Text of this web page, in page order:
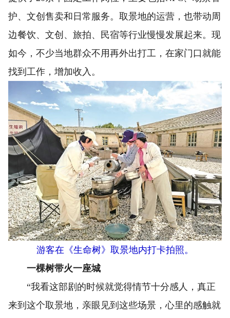
护、文创售卖和日常服务。取景地的运营，也带动周
边餐饮、文创、旅拍、民宿等行业慢慢发展起来。现
如今，不少当地群众不用再外出打工，在家门口就能
找到工作，增加收入。
游客在《生命树》取景地内打卡拍照。
一棵树带火一座城
“我看这部剧的时候就觉得情节十分感人，真正
来到这个取景地，亲眼见到这些场景，心里的感触就